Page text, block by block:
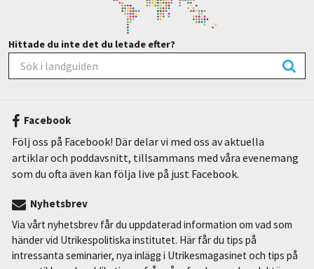
Hittade du inte det du letade efter?
Facebook
Följ oss på Facebook! Där delar vi med oss av aktuella
artiklar och poddavsnitt, tillsammans med våra evenemang
som du ofta även kan följa live på just Facebook.
Nyhetsbrev
Via vårt nyhetsbrev får du uppdaterad information om vad som
händer vid Utrikespolitiska institutet. Här får du tips på
intressanta seminarier, nya inlägg i Utrikesmagasinet och tips på